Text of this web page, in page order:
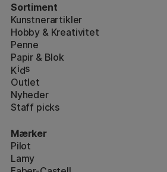
Sortiment
Kunstnerartikler
Hobby & Kreativitet
Penne
Papir & Blok
Kids
Outlet
Nyheder
Staff picks
Mærker
Pilot
Lamy